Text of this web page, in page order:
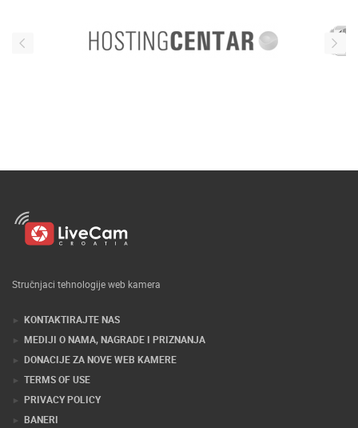
Stručnjaci tehnologije web kamera
KONTAKTIRAJTE NAS
MEDIJI O NAMA, NAGRADE I PRIZNANJA
DONACIJE ZA NOVE WEB KAMERE
TERMS OF USE
PRIVACY POLICY
BANERI